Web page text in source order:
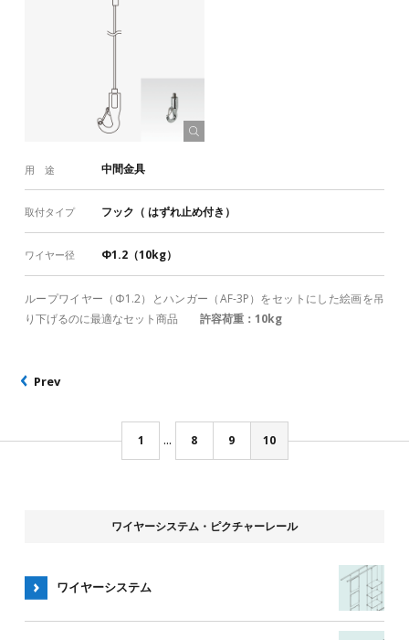
用 途 中間金具
取付タイプ フック（ はずれ止め付き）
ワイヤー径 Φ1.2（10kg）
ループワイヤー（Φ1.2）とハンガー（AF-3P）をセットにした絵画を吊
り下げるのに最適なセット商品 許容荷重：10kg
Prev
1 ... 8 9 10
ワイヤーシステム・ピクチャーレール
ワイヤーシステム